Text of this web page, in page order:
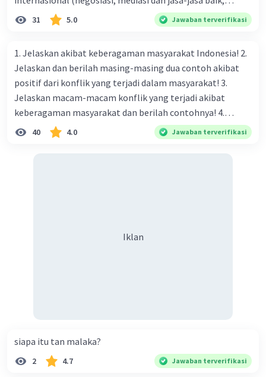
konsiliasi, penyelidikan, dan penyelesaian di bawah
naungan organisasi PBB), menurut kalian mana yang
31 5.0 Jawaban terverifikasi
1. Jelaskan akibat keberagaman masyarakat Indonesia! 2.
Jelaskan dan berilah masing-masing dua contoh akibat
positif dari konflik yang terjadi dalam masyarakat! 3.
Jelaskan macam-macam konflik yang terjadi akibat
keberagaman masyarakat dan berilah contohnya! 4.
Mengapa dalam masyarakat yang memiliki keberagaman
40 4.0 Jawaban terverifikasi
Iklan
siapa itu tan malaka?
2 4.7 Jawaban terverifikasi